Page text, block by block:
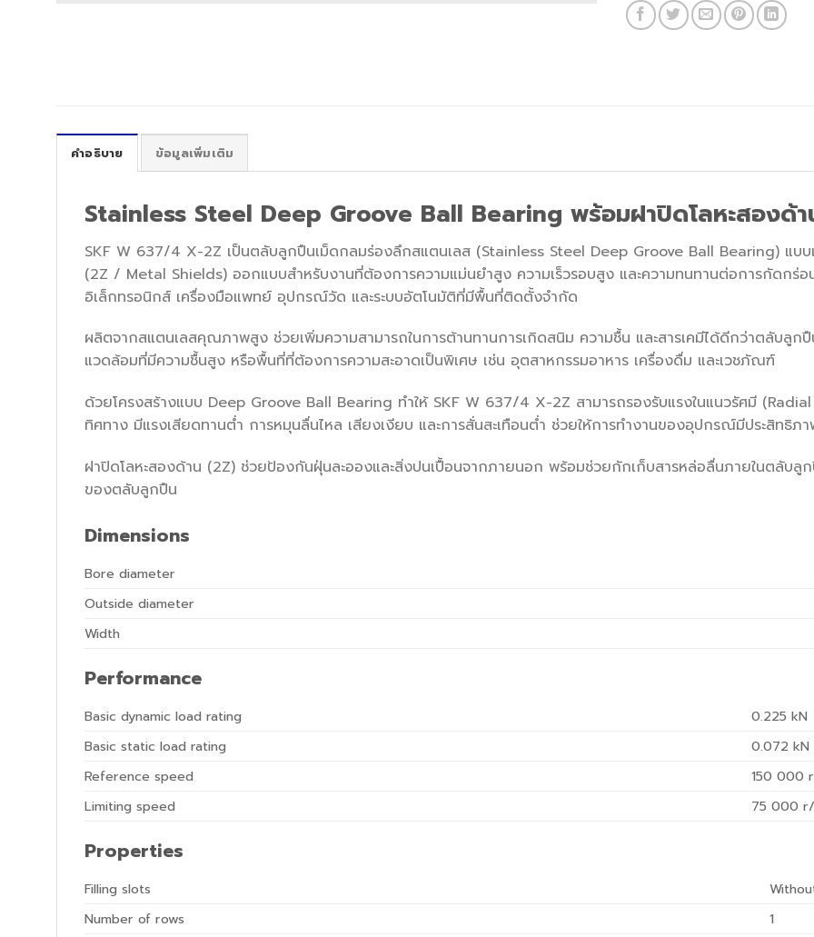
คำอธิบาย ข้อมูลเพิ่มเติม
Stainless Steel Deep Groove Ball Bearing พร้อมฝาปิดโลหะสองด้
SKF W 637/4 X-2Z เป็นตลับลูกปืนเม็ดกลมร่องลึกสแตนเลส (Stainless Steel Deep Groove Ball Bearing) แบ
(2Z / Metal Shields) ออกแบบสำหรับงานที่ต้องการความแม่นยำสูง ความเร็วรอบสูง และความทนทานต่อการกัดกร่
อิเล็กทรอนิกส์ เครื่องมือแพทย์ อุปกรณ์วัด และระบบอัตโนมัติที่มีพื้นที่ติดตั้งจำกัด
ผลิตจากสแตนเลสคุณภาพสูง ช่วยเพิ่มความสามารถในการต้านทานการเกิดสนิม ความชื้น และสารเคมีได้ดีกว่าตลับลูกปื
แวดล้อมที่มีความชื้นสูง หรือพื้นที่ที่ต้องการความสะอาดเป็นพิเศษ เช่น อุตสาหกรรมอาหาร เครื่องดื่ม และเวชภัณฑ์
ด้วยโครงสร้างแบบ Deep Groove Ball Bearing ทำให้ SKF W 637/4 X-2Z สามารถรองรับแรงในแนวรัศมี
ทิศทาง มีแรงเสียดทานต่ำ การหมุนลื่นไหล เสียงเงียบ และการสั่นสะเทือนต่ำ ช่วยให้การทำงานของอุปกรณ์มีประสิทธิภ
ฝาปิดโลหะสองด้าน (2Z) ช่วยป้องกันฝุ่นละอองและสิ่งปนเปื้อนจากภายนอก พร้อมช่วยกักเก็บสารหล่อลื่นภายในตลับลู
ของตลับลูกปืน
Dimensions
Bore diameter
Outside diameter
Width
Performance
Basic dynamic load rating 0.225 kN
Basic static load rating
0.072 kN
Reference speed
150 000
Limiting speed
75 000
Properties
Filling slots
Number of rows
1